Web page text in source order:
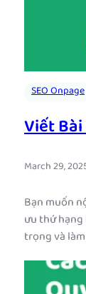
SEO Onpage
Viết Bài
March 29,
Bạn muốn
ưu thứ hạng
trọng và